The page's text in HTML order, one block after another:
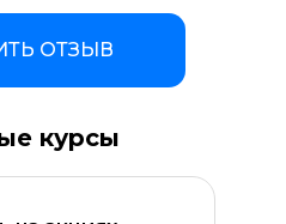
ОТЗЫВ
курсы